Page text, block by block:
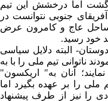
گشت اما درخشش این تیم
1998 و 2002، تیم فوتبال آفریقای جنوبی نتوانست در
ساحل عاج و کامرون عرض
البته دلایل سیاسی
ناتوانی تیم ملی را با به
آنان به" اریکسون"
رند، هدایت تیم ملی را بر عهده بگیرد اما
را نیز از طرف پیشنهاد